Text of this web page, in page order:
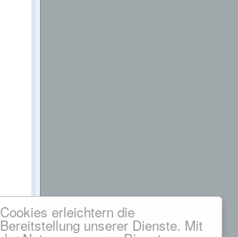
Cookies erleichtern die
Bereitstellung unserer Dienste. Mit